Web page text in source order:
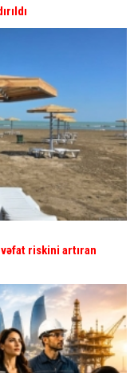
riskini artıran